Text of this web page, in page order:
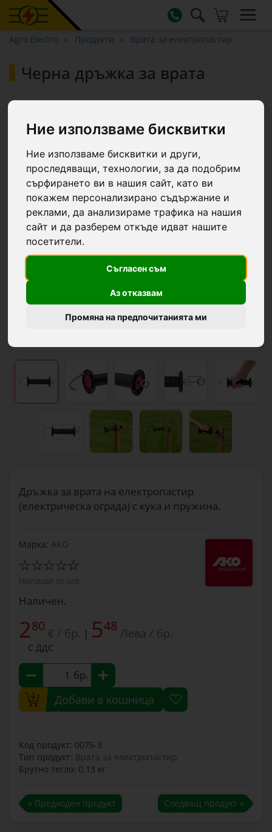
Ние използваме бисквитки
Ние използваме бисквитки и други,
проследяващи, технологии, за да подобрим
сърфирането ви в нашия сайт, като ви
покажем персонализирано съдържание и
реклами, да анализираме трафика на нашия
сайт и да разберем откъде идват нашите
посетители.
Съгласен съм
Аз отказвам
Промяна на предпочитанията ми
Agro Electro Продукти Врата за електропастир
Черна дръжка за врата
Дръжка за врата на електропастир
(електрическа ограда) с кука и пружина.
Марка: AKO
Напиши отзив
Наличен.
280 € / бр. | 548 Лева / бр.
С ДДС
бр.
Добави в кошница
Код продукт: 0075-3
Тип продукт: Врата за електропастир
Брутно тегло: 0.13 кг
« Предходен продукт Следващ продукт »